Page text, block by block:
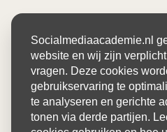
Socialmediaacademie.nl
website en wij zijn
vragen. Deze cookies
gebruikservaring te
te analyseren en gerichte
tonen via derde partijen.